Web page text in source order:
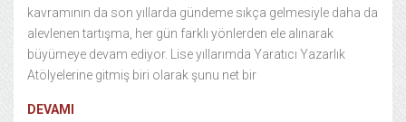
kavramının da son yıllarda gündeme sıkça gelmesiyle daha da
alevlenen tartışma, her gün farklı yönlerden ele alınarak
büyümeye devam ediyor. Lise yıllarımda Yaratıcı Yazarlık
Atölyelerine gitmiş biri olarak şunu net bir
DEVAMI